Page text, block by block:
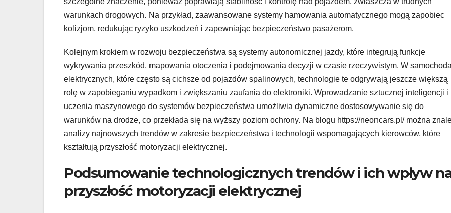
warunkach drogowych. Na przykład, zaawansowane systemy hamowania automatycznego mogą zapobiec
kolizjom, redukując ryzyko uszkodzeń i zapewniając bezpieczeństwo pasażerom.
Kolejnym krokiem w rozwoju bezpieczeństwa są systemy autonomicznej jazdy, które integrują funkcje
wykrywania przeszkód, mapowania otoczenia i podejmowania decyzji w czasie rzeczywistym. W
elektrycznych, które często są cichsze od pojazdów spalinowych, technologie te odgrywają jeszcze większą
rolę w zapobieganiu wypadkom i zwiększaniu zaufania do elektroniki. Wprowadzanie sztucznej inteligencji i
uczenia maszynowego do systemów bezpieczeństwa umożliwia dynamiczne dostosowywanie się do
warunków na drodze, co przekłada się na wyższy poziom ochrony. Na blogu https://neoncars.pl/ można
analizy najnowszych trendów w zakresie bezpieczeństwa i technologii wspomagających kierowców, które
kształtują przyszłość motoryzacji elektrycznej.
Podsumowanie technologicznych trendów i ich wpływ
przyszłość motoryzacji elektrycznej